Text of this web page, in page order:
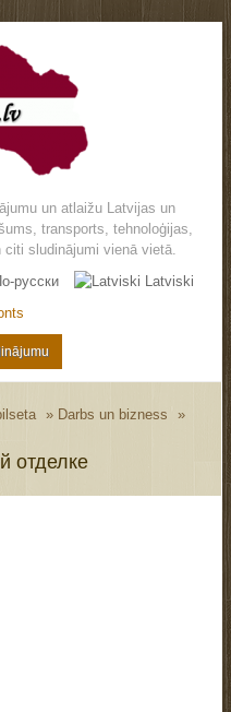
un atlaižu Latvijas un
transports, tehnoloģijas,
sludinājumi vienā vietā.
русски
Latviski
» Darbs un bizness
»
отделке